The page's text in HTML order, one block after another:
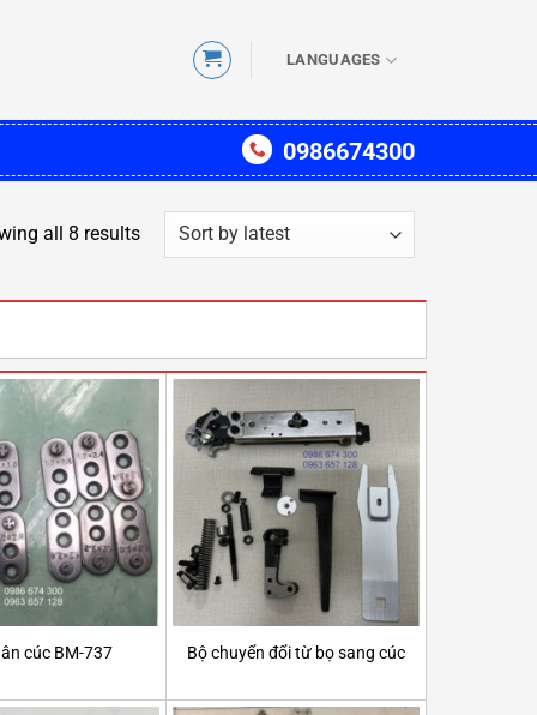
LANGUAGES
0986674300
all 8 resultsSorted
cúc BM-737 Bộ chuyển đổi từ bọ sang cúc